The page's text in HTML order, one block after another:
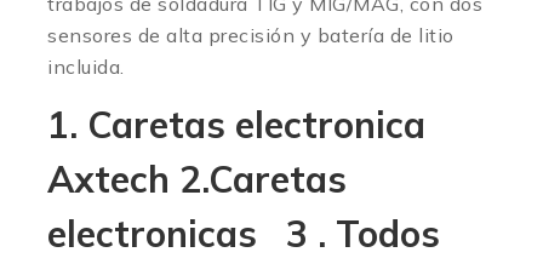
sensores de alta precisión y batería de litio
incluida.
1. Caretas electronica
Axtech 2.Caretas
electronicas 3 . Todos